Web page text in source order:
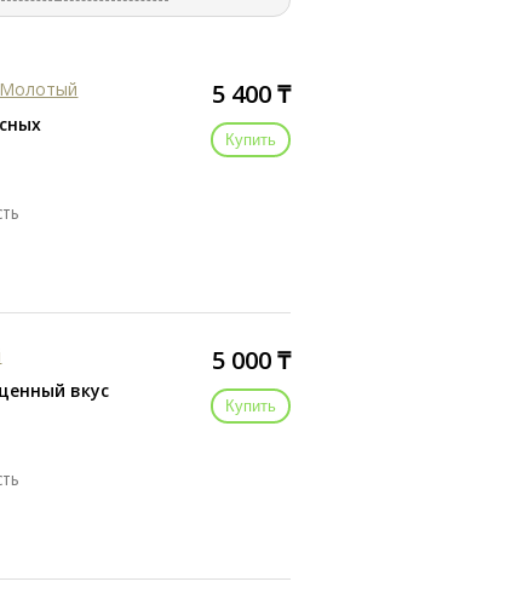
Молотый
5 400 ₸
Купить
вкус
5 000 ₸
Купить